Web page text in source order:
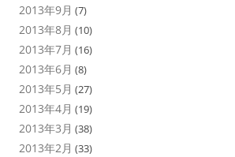
2013年9月 (7)
2013年8月 (10)
2013年7月 (16)
2013年6月 (8)
2013年5月 (27)
2013年4月 (19)
2013年3月 (38)
2013年2月 (33)